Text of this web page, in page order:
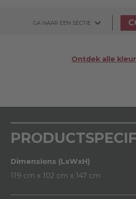
GA NAAR EEN SECTIE
Ontdek alle
Dimensions (LxWxH)
119 cm x 102 cm x 147 cm